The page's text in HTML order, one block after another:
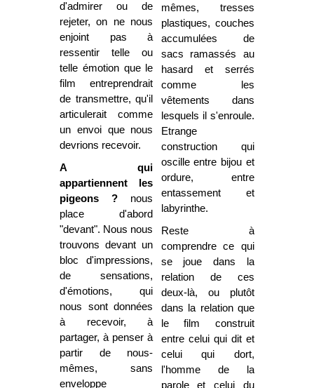
d'admirer ou de
rejeter, on ne nous
enjoint pas à
ressentir telle ou
telle émotion que le
film entreprendrait
de transmettre, qu'il
articulerait comme
un envoi que nous
devrions recevoir.
A qui
appartiennent les
pigeons ? nous
place d'abord
"devant". Nous nous
trouvons devant un
bloc d'impressions,
de sensations,
d'émotions, qui
nous sont données
à recevoir, à
partager, à penser à
partir de nous-
mêmes, sans
enveloppe
mêmes, tresses
plastiques, couches
accumulées de
sacs ramassés au
hasard et serrés
comme les
vêtements dans
lesquels il s'enroule.
Etrange
construction qui
oscille entre bijou et
ordure, entre
entassement et
labyrinthe.
Reste à
comprendre ce qui
se joue dans la
relation de ces
deux-là, ou plutôt
dans la relation que
le film construit
entre celui qui dit et
celui qui dort,
l'homme de la
parole et celui du